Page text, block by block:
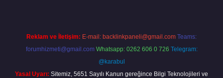
Reklam ve İletişim: E-mail: backlinkpaneli@gmail.com Teams:
forumhizmeti@gmail.com Whatsapp: 0262 606 0 726 Telegram:
@karabul
Yasal Uyarı: Sitemiz, 5651 Sayılı Kanun gereğince Bilgi Teknolojileri ve